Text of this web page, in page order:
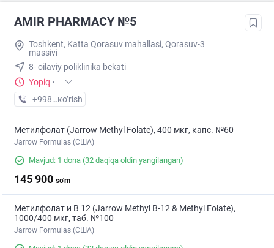
AMIR PHARMACY №5
Toshkent, Katta Qorasuv mahallasi, Qorasuv-3
massivi
8- oilaviy poliklinika bekati
Yopiq ·
+998 (77) XXX-XX-XX
кo’rish
Метилфолат (Jarrow Methyl Folate), 400 мкг, капс. №60
Jarrow Formulas (США)
Mavjud: 1 dona (32 daqiqa oldin yangilangan)
145 900 so'm
Метилфолат и В 12 (Jarrow Methyl B-12 & Methyl Folate),
1000/400 мкг, таб. №100
Jarrow Formulas (США)